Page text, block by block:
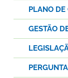
PLANO
GESTÃO